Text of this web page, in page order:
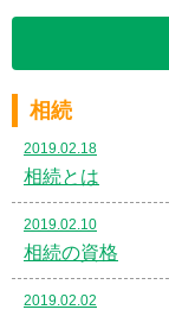
相続
2019.02.18
相続とは
2019.02.10
相続の資格
2019.02.02